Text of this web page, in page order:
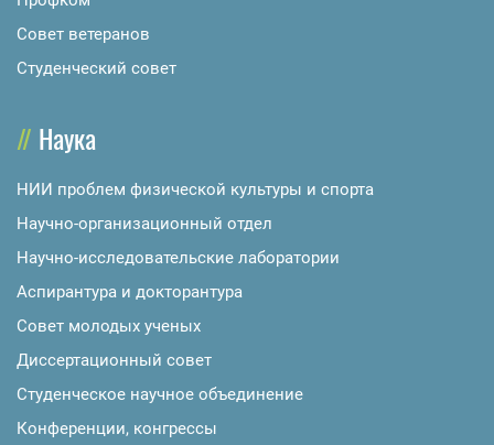
Совет ветеранов
Студенческий совет
Наука
НИИ проблем физической культуры и спорта
Научно-организационный отдел
Научно-исследовательские лаборатории
Аспирантура и докторантура
Совет молодых ученых
Диссертационный совет
Студенческое научное объединение
Конференции, конгрессы